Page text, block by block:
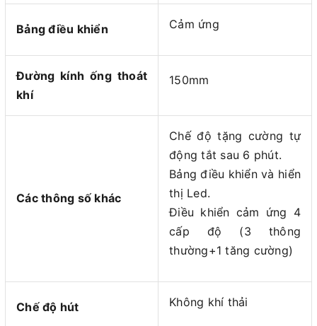
Bảng điều khiển Cảm ứng
Đường kính ống thoát
khí
150mm
Các thông số khác
Chế độ tặng cường tự
động tắt sau 6 phút.
Bảng điều khiển và hiển
thị Led.
Điều khiển cảm ứng 4
cấp độ (3 thông
thường+1 tăng cường)
Chế độ hút Không khí thải